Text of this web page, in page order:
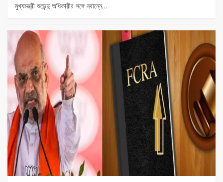
মুখ্যমন্ত্রী শুভেন্দু অধিকারীর সঙ্গে নবান্নে…